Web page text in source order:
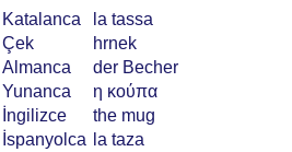
Katalanca
la tassa
Çek
hrnek
Almanca
der Becher
Yunanca
η κούπα
İngilizce
the mug
İspanyolca
la taza